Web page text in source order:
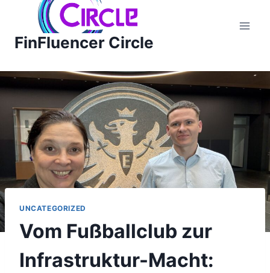
springen
FinFluencer Circle
UNCATEGORIZED
Vom Fußballclub zur
Infrastruktur-Macht: